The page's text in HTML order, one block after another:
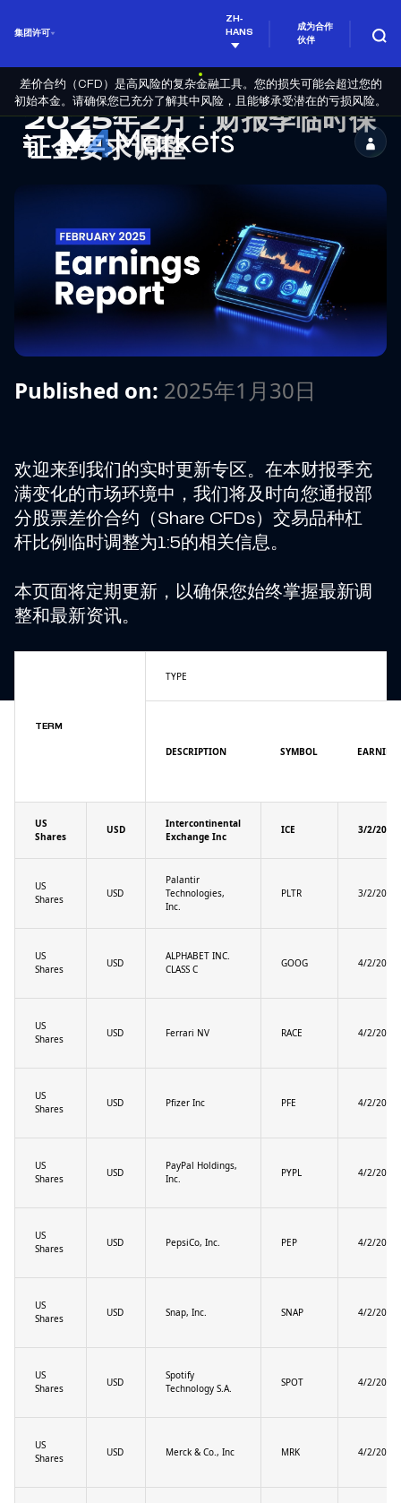
集团许可
ZH-
HANS
成为合作
伙伴
差价合约（CFD）是高风险的复杂金融工具。您的损失可能会超过您的
初始本金。请确保您已充分了解其中风险，且能够承受潜在的亏损风险。
M4Markets
-
CFD
Trading
Regulated
Broker
2025年2月：财报季临时保
证金要求调整
Published on: 2025年1月30日
欢迎来到我们的实时更新专区。在本财报季充
满变化的市场环境中，我们将及时向您通报部
分股票差价合约（Share CFDs）交易品种杠
杆比例临时调整为1:5的相关信息。
本页面将定期更新，以确保您始终掌握最新调
整和最新资讯。
TERM
TYPE
DESCRIPTION SYMBOL
US
Shares
USD
Intercontinental
Exchange Inc
ICE 3/2/2025
US
Shares
USD
Palantir
Technologies,
Inc.
PLTR 3/2/2025
US
Shares
USD
ALPHABET INC.
CLASS C
GOOG 4/2/2025
US
Shares
USD Ferrari NV RACE 4/2/2025
US
Shares
USD Pfizer Inc PFE 4/2/2025
US
Shares
USD
PayPal Holdings,
Inc.
PYPL 4/2/2025
US
Shares
USD PepsiCo, Inc. PEP 4/2/2025
US
Shares
USD Snap, Inc. SNAP 4/2/2025
US
Shares
USD
Spotify
Technology S.A.
SPOT 4/2/2025
US
Shares
USD Merck & Co., Inc MRK 4/2/2025